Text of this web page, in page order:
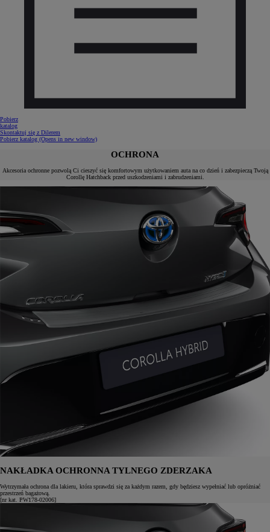
Pobierz
katalog
Skontaktuj się z Dilerem
Pobierz katalog (Opens in new window)
OCHRONA
Akcesoria ochronne pozwolą Ci cieszyć się komfortowym użytkowaniem auta na co dzień i zabezpieczą Twoją
Corollę Hatchback przed uszkodzeniami i zabrudzeniami.
NAKŁADKA OCHRONNA TYLNEGO ZDERZAKA
Wytrzymała ochrona dla lakieru, która sprawdzi się za każdym razem, gdy będziesz wypełniać lub opróżniać
przestrzeń bagażową.
[nr kat. PW178-02006]